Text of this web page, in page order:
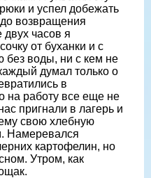
и успел добежать
возвращения
двух часов я
от буханки и с
без воды, ни с кем не
думал только о
в
на работу все еще не
пригнали в лагерь и
свою хлебную
Намеревался
картофелин, но
Утром, как